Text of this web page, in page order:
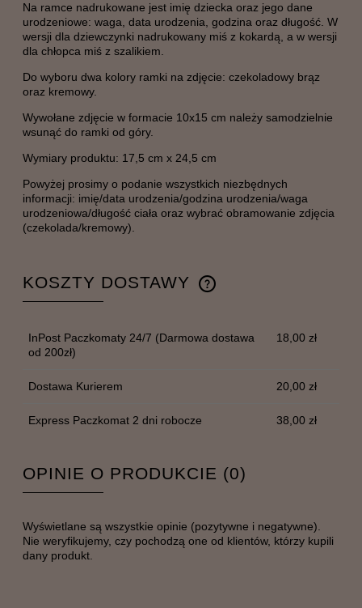
Na ramce nadrukowane jest imię dziecka oraz jego dane
urodzeniowe: waga, data urodzenia, godzina oraz długość. W
wersji dla dziewczynki nadrukowany miś z kokardą, a w wersji
dla chłopca miś z szalikiem.
Do wyboru dwa kolory ramki na zdjęcie: czekoladowy brąz
oraz kremowy.
Wywołane zdjęcie w formacie 10x15 cm należy samodzielnie
wsunąć do ramki od góry.
Wymiary produktu: 17,5 cm x 24,5 cm
Powyżej prosimy o podanie wszystkich niezbędnych
informacji: imię/data urodzenia/godzina urodzenia/waga
urodzeniowa/długość ciała oraz wybrać obramowanie zdjęcia
(czekolada/kremowy).
KOSZTY DOSTAWY
CENA NIE ZAWIERA EWENTUALNYCH KOSZTÓW
InPost Paczkomaty 24/7 (Darmowa dostawa
od 200zł)
18,00 zł
Dostawa Kurierem 20,00 zł
Express Paczkomat 2 dni robocze 38,00 zł
OPINIE O PRODUKCIE (0)
Wyświetlane są wszystkie opinie (pozytywne i negatywne).
Nie weryfikujemy, czy pochodzą one od klientów, którzy kupili
dany produkt.